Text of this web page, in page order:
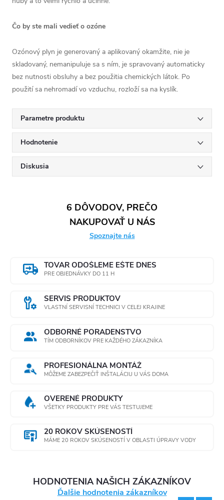
Čo by ste mali vedieť o ozóne
Ozónový plyn je generovaný a aplikovaný okamžite, nie je
skladovaný, nemanipuluje sa s ním, je spravovaný automaticky
bez nutnosti obsluhy a bez použitia chemických látok. Po
použití sa nehromadí vo vzduchu, rozloží sa na kyslík.
Parametre produktu
Hodnotenie
Diskusia
6 DÔVODOV, PREČO
NAKUPOVAŤ U NÁS
Spoznajte nás
TOVAR ODOŠLEME EŠTE DNES
PRE OBJEDNÁVKY DO 11 H
SERVIS PRODUKTOV
VLASTNÍ SERVISNÍ TECHNICI V CELEJ KRAJINE
ODBORNÉ PORADENSTVO
TÍM ODBORNÍKOV PRE KAŽDÉHO ZÁKAZNÍKA
PROFESIONÁLNA MONTÁŽ
MÔŽEME ZABEZPEČIŤ INŠTALÁCIU U VÁS DOMA
OVERENÉ PRODUKTY
VŠETKY PRODUKTY PRE VÁS TESTUJEME
20 ROKOV SKÚSENOSTÍ
MÁME 20 ROKOV SKÚSENOSTÍ V OBLASTI ÚPRAVY VODY
HODNOTENIA NAŠICH ZÁKAZNÍKOV
Ďalšie hodnotenia zákazníkov